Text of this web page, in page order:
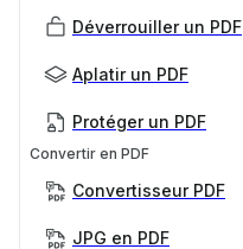
Déverrouiller un PDF
Aplatir un PDF
Protéger un PDF
Convertir en PDF
Convertisseur PDF
JPG en PDF